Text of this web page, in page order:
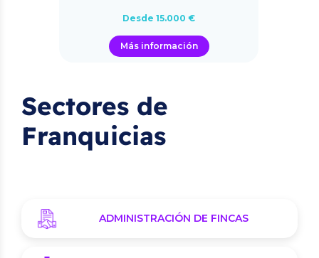
Desde 15.000 €
Más información
Sectores de
Franquicias
ADMINISTRACIÓN DE FINCAS